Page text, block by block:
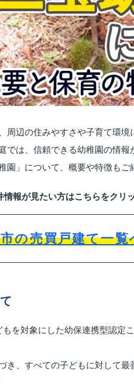
辺の住みやすさや子育て環境
では、信頼できる幼稚園の情報
」について、概要や特徴もご
情報が見たい方はこちらをクリ
の売買戸建て一覧
を対象にした幼保連携型認定
き、すべての子どもに対して